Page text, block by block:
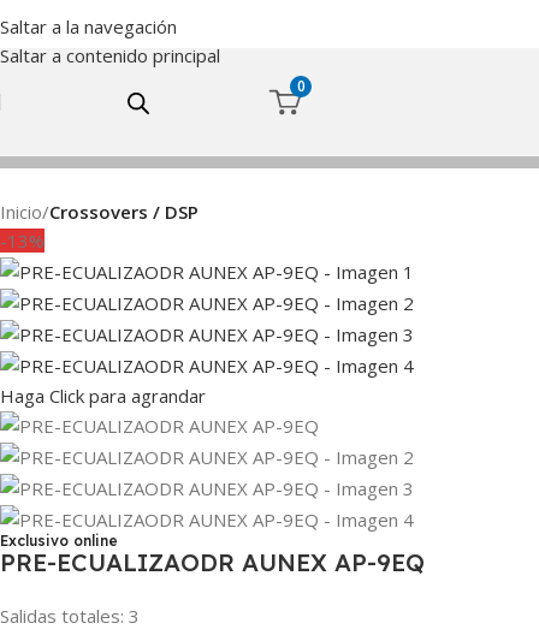
Saltar a la navegación
Saltar a contenido principal
0
Inicio Crossovers / DSP
-13%
Haga Click para agrandar
Exclusivo online
PRE-ECUALIZAODR AUNEX AP-9EQ
Salidas totales: 3